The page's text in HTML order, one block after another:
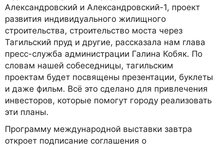
Александровский и Александровский-1, проект
развития индивидуального жилищного
строительства, строительство моста через
Тагильский пруд и другие, рассказала нам глава
пресс-служба администрации Галина Кобяк. По
словам нашей собеседницы, тагильским
проектам будет посвящены презентации, буклеты
и даже фильм. Всё это сделано для привлечения
инвесторов, которые помогут городу реализовать
эти планы.
Программу международной выставки завтра
откроет подписание соглашения о